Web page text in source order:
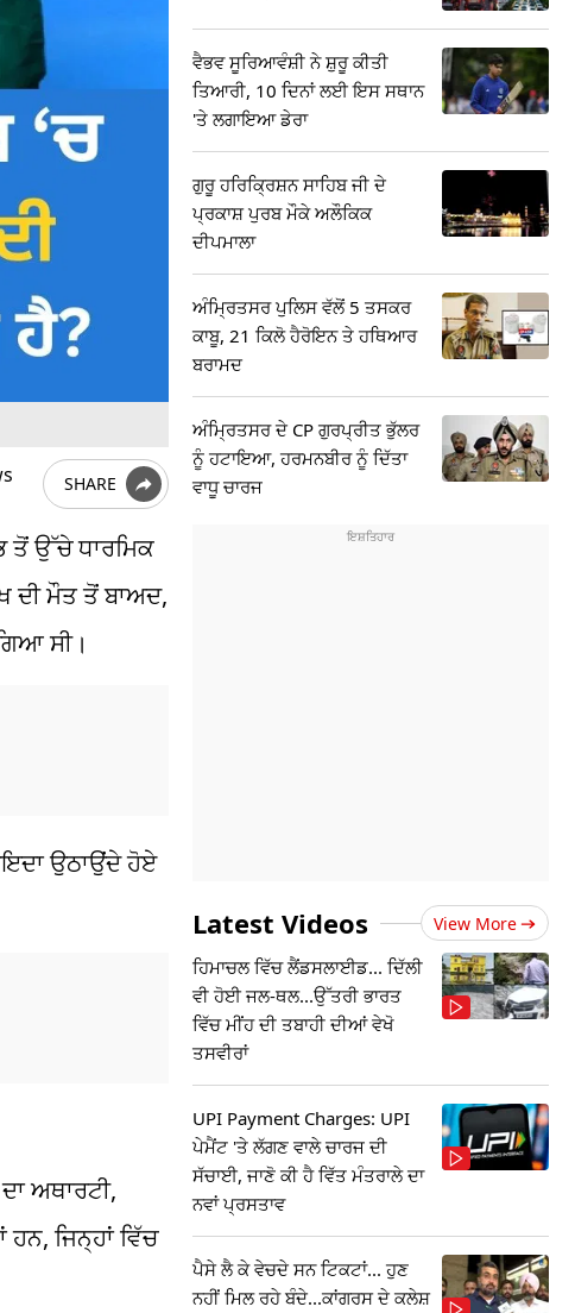
SHARE
ਉੱਚੇ ਧਾਰਮਿਕ
ਦੀ ਮੌਤ ਤੋਂ ਬਾਅਦ,
ਸੀ।
ਉਠਾਉਂਦੇ ਹੋਏ
ਅਥਾਰਟੀ,
ਹਨ, ਜਿਨ੍ਹਾਂਵਿੱਚ
ਵੈਭਵ ਸੂਰਿਆਵੰਸ਼ੀ ਨੇ ਸ਼ੁਰੂ ਕੀਤੀ
ਤਿਆਰੀ, 10 ਦਿਨਾਂ ਲਈ ਇਸ ਸਥਾਨ
'ਤੇ ਲਗਾਇਆ ਡੇਰਾ
ਗੁਰੂ ਹਰਿਕ੍ਰਿਸ਼ਨ ਸਾਹਿਬ ਜੀ ਦੇ
ਪ੍ਰਕਾਸ਼ ਪੁਰਬ ਮੌਕੇ ਅਲੌਕਿਕ
ਦੀਪਮਾਲਾ
ਅੰਮ੍ਰਿਤਸਰ ਪੁਲਿਸ ਵੱਲੋਂ 5 ਤਸਕਰ
ਕਾਬੂ, 21 ਕਿਲੋ ਹੈਰੋਇਨ ਤੇ ਹਥਿਆਰ
ਬਰਾਮਦ
ਅੰਮ੍ਰਿਤਸਰ ਦੇ CP ਗੁਰਪ੍ਰੀਤ ਭੁੱਲਰ
ਨੂੰ ਹਟਾਇਆ, ਹਰਮਨਬੀਰ ਨੂੰ ਦਿੱਤਾ
ਵਾਧੂ ਚਾਰਜ
Latest Videos View More
ਹਿਮਾਚਲ ਵਿੱਚ ਲੈਂਡਸਲਾਈਡ... ਦਿੱਲੀ
ਵੀ ਹੋਈ ਜਲ-ਥਲ...ਉੱਤਰੀ ਭਾਰਤ
ਵਿੱਚ ਮੀਂਹ ਦੀ ਤਬਾਹੀ ਦੀਆਂ ਵੇਖੋ
ਤਸਵੀਰਾਂ
UPI Payment Charges: UPI
ਪੇਮੈਂਟ 'ਤੇ ਲੱਗਣ ਵਾਲੇ ਚਾਰਜ ਦੀ
ਸੱਚਾਈ, ਜਾਣੋ ਕੀ ਹੈ ਵਿੱਤ ਮੰਤਰਾਲੇ ਦਾ
ਨਵਾਂ ਪ੍ਰਸਤਾਵ
ਪੈਸੇ ਲੈ ਕੇ ਵੇਚਦੇ ਸਨ ਟਿਕਟਾਂ... ਹੁਣ
ਨਹੀਂ ਮਿਲ ਰਹੇ ਬੰਦੇ...ਕਾਂਗਰਸ ਦੇ ਕਲੇਸ਼